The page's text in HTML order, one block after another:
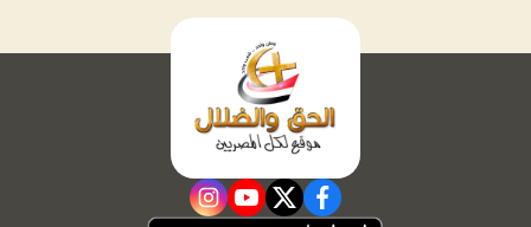
facebook
twitter
youtube
instagram